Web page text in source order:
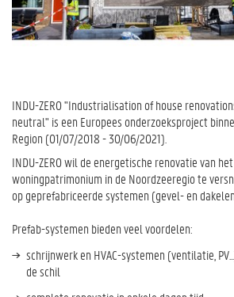
INDU-ZERO "Industrialisation of house
neutral" is een Europees onderzoeksproject
Region (01/07/2018 - 30/06/2021).
INDU-ZERO wil de energetische renovatie van
woningpatrimonium in de Noordzeeregio te
op geprefabriceerde systemen (gevel- en
Prefab-systemen bieden veel voordelen:
schrijnwerk en HVAC-systemen (ventilatie,
de schil